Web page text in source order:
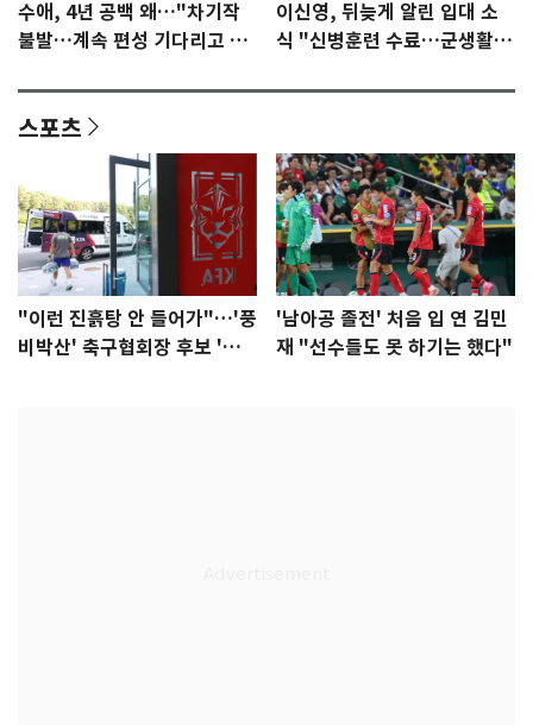
수애, 4년 공백 왜…"차기작
불발…계속 편성 기다리고 있
이신영, 뒤늦게 알린 입대 소
식 "신병훈련 수료…군생활
스포츠
"이런 진흙탕 안 들어가"…'풍
비박산' 축구협회장 후보 '실
'남아공 졸전' 처음 입 연 김민
재 "선수들도 못 하기는 했다"